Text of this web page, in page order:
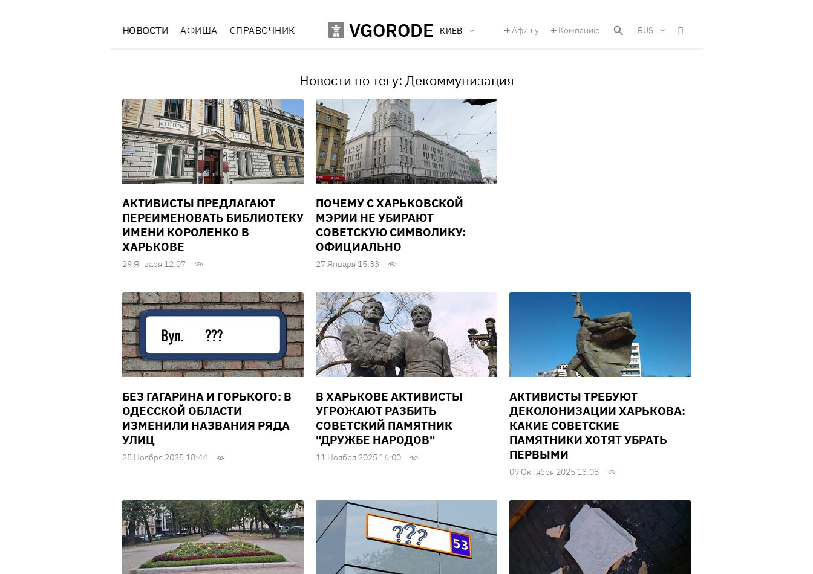
НОВОСТИ АФИША СПРАВОЧНИК VGORODE КИЕВ Афишу Компанию RUS
Новости по тегу: Декоммунизация
АКТИВИСТЫ ПРЕДЛАГАЮТ
ПЕРЕИМЕНОВАТЬ БИБЛИОТЕКУ
ИМЕНИ КОРОЛЕНКО В
ХАРЬКОВЕ
29 Января 12:07
ПОЧЕМУ С ХАРЬКОВСКОЙ
МЭРИИ НЕ УБИРАЮТ
СОВЕТСКУЮ СИМВОЛИКУ:
ОФИЦИАЛЬНО
27 Января 15:33
БЕЗ ГАГАРИНА И ГОРЬКОГО: В
ОДЕССКОЙ ОБЛАСТИ
ИЗМЕНИЛИ НАЗВАНИЯ РЯДА
УЛИЦ
25 Ноября 2025 18:44
В ХАРЬКОВЕ АКТИВИСТЫ
УГРОЖАЮТ РАЗБИТЬ
СОВЕТСКИЙ ПАМЯТНИК
"ДРУЖБЕ НАРОДОВ"
11 Ноября 2025 16:00
АКТИВИСТЫ ТРЕБУЮТ
ДЕКОЛОНИЗАЦИИ ХАРЬКОВА:
КАКИЕ СОВЕТСКИЕ
ПАМЯТНИКИ ХОТЯТ УБРАТЬ
ПЕРВЫМИ
09 Октября 2025 13:08